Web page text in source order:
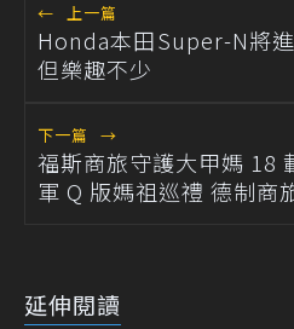
← 上一篇
Honda本田Super-N將
但樂趣不少
下一篇 →
福斯商旅守護大甲媽 18
軍 Q 版媽祖巡禮 德制商
延伸閱讀